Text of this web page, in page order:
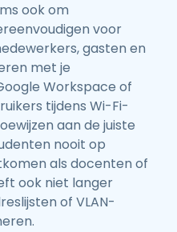
ook om
voor
gasten en
met je
Workspace of
tijdens Wi-Fi-
aan de juiste
nooit op
als docenten of
ook niet langer
of VLAN-